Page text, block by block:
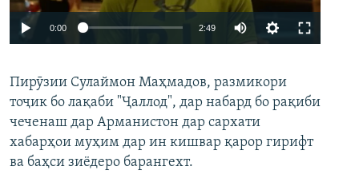
Auto 240p 360p 480p
720p 1080p
0:00 2:49
360p
480p
Пирӯзии Сулаймон Маҳмадов, размикори
тоҷик бо лақаби "Ҷаллод", дар набард бо рақиби
чеченаш дар Арманистон дар сархати
хабарҳои муҳим дар ин кишвар қарор гирифт
ва баҳси зиёдеро барангехт.